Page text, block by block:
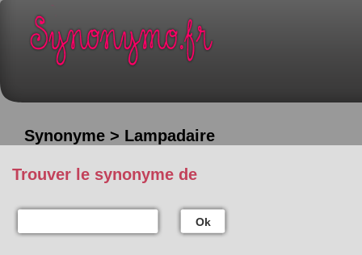
Synonyme > Lampadaire
Trouver le synonyme de
Ok